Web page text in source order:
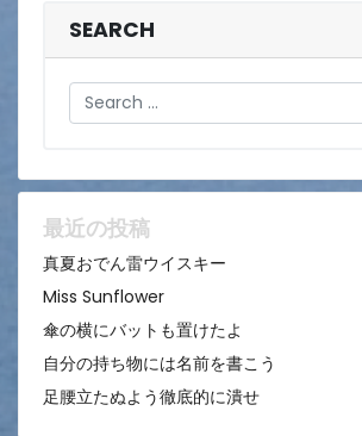
ゲ
ョ
ン
SEARCH
Search
最近の投稿
真夏おでん雷ウイスキー
Miss Sunflower
傘の横にバットも置けたよ
自分の持ち物には名前を書こう
足腰立たぬよう徹底的に潰せ